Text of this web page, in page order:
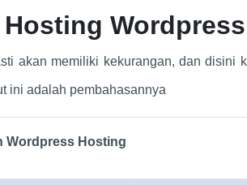
Wordpress
akan memiliki kekurangan, dan disini
ini adalah pembahasannya
Wordpress Hosting